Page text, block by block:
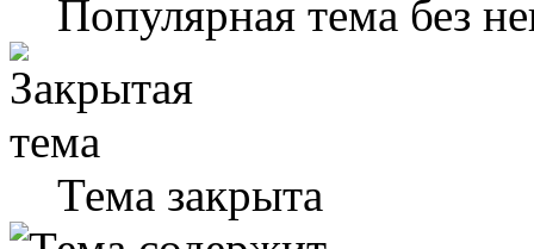
Популярная тема без
Тема закрыта